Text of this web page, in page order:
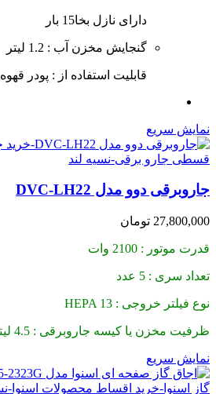
دارای نازل بخا15 بار
گنجایش مخزن آب : 1.2 لیتر
قابلیت استفاده از : پودر قهوه
نمایش سریع
جاروبرقی دوو مدل DVC-LH22
27,800,000 تومان
قدرت موتور : 2100 وات
تعداد سری : 5 عدد
نوع فیلتر خروجی : HEPA 13
ظرفیت مخزن یا کیسه جاروبرقی : 4.5 لیتر
نمایش سریع